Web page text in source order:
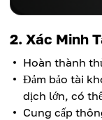
2. Xác Minh
Hoàn thành
Đảm bảo tài
dịch lớn, có
Cung cấp